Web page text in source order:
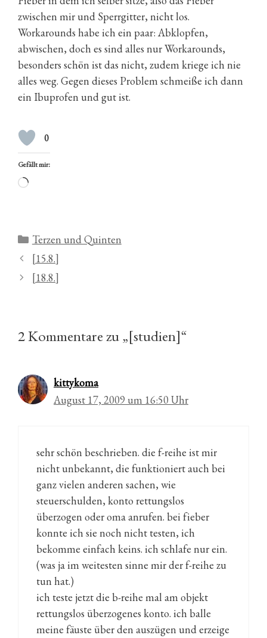
zwischen mir und Sperrgitter, nicht los.
Workarounds habe ich ein paar: Abklopfen,
abwischen, doch es sind alles nur Workarounds,
besonders schön ist das nicht, zudem kriege ich nie
alles weg. Gegen dieses Problem schmeiße ich dann
ein Ibuprofen und gut ist.
0
Gefällt mir:
Wird
Kategorien
Terzen und Quinten
[15.8.]
[18.8.]
2 Kommentare zu „[studien]“
kittykoma
August 17, 2009 um 16:50 Uhr
sehr schön beschrieben. die f-reihe ist mir
nicht unbekannt, die funktioniert auch bei
ganz vielen anderen sachen, wie
steuerschulden, konto rettungslos
überzogen oder oma anrufen. bei fieber
konnte ich sie noch nicht testen, ich
bekomme einfach keins. ich schlafe nur ein.
(was ja im weitesten sinne mir der f-reihe zu
tun hat.)
ich teste jetzt die b-reihe mal am objekt
rettungslos überzogenes konto. ich balle
meine fäuste über den auszügen und erzeige